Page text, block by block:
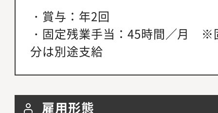
・賞与：年2回
・固定残業手当：45時間／月 ※
分は別途支給
雇用形態